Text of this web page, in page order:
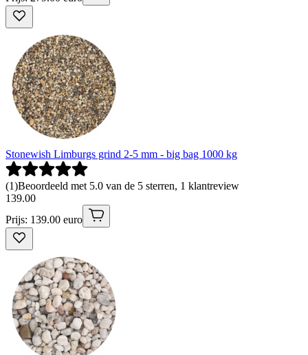
Stonewish Limburgs grind 2-5 mm - big bag 1000 kg
(1)Beoordeeld met 5.0 van de 5 sterren, 1 klantreview
139.00
Prijs: 139.00 euro